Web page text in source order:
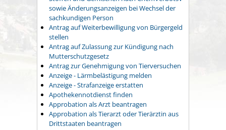
sowie Änderungsanzeigen bei Wechsel der
sachkundigen Person
Antrag auf Weiterbewilligung von Bürgergeld
stellen
Antrag auf Zulassung zur Kündigung nach
Mutterschutzgesetz
Antrag zur Genehmigung von Tierversuchen
Anzeige - Lärmbelästigung melden
Anzeige - Strafanzeige erstatten
Apothekennotdienst finden
Approbation als Arzt beantragen
Approbation als Tierarzt oder Tierärztin aus
Drittstaaten beantragen